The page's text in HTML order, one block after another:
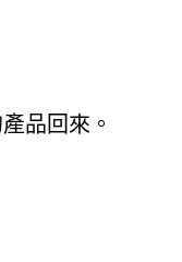
品回來。